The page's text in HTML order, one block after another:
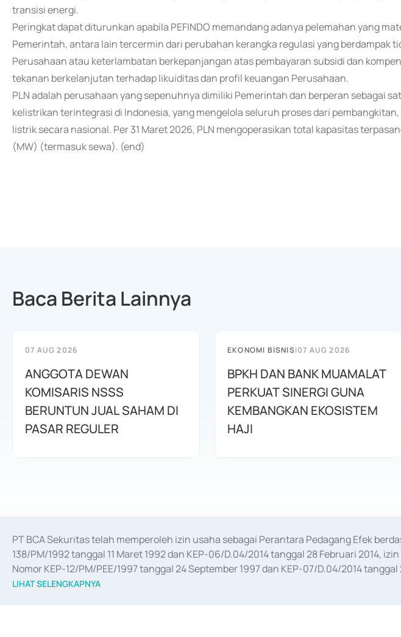
transisi energi.
Peringkat dapat diturunkan apabila PEFINDO memandang adanya pelemahan yang
Pemerintah, antara lain tercermin dari perubahan kerangka regulasi yang berdampak
Perusahaan atau keterlambatan berkepanjangan atas pembayaran subsidi dan
tekanan berkelanjutan terhadap likuiditas dan profil keuangan Perusahaan.
PLN adalah perusahaan yang sepenuhnya dimiliki Pemerintah dan berperan sebagai
kelistrikan terintegrasi di Indonesia, yang mengelola seluruh proses dari
listrik secara nasional. Per 31 Maret 2026, PLN mengoperasikan total kapasitas
(MW) (termasuk sewa). (end)
Baca Berita Lainnya
07 AUG 2026
ANGGOTA DEWAN
KOMISARIS NSSS
BERUNTUN JUAL SAHAM DI
PASAR REGULER
EKONOMI BISNIS|07 AUG 2026
BPKH DAN BANK MUAMALAT
PERKUAT SINERGI GUNA
KEMBANGKAN EKOSISTEM
HAJI
PT BCA Sekuritas telah memperoleh izin usaha sebagai Perantara Pedagang Efek
138/PM/1992 tanggal 11 Maret 1992 dan KEP-06/D.04/2014 tanggal 28 Februari 2014,
Nomor KEP-12/PM/PEE/1997 tanggal 24 September 1997 dan KEP-07/D.04/2014
merger, akuisisi, divestasi, dan
LIHAT SELENGKAPNYA